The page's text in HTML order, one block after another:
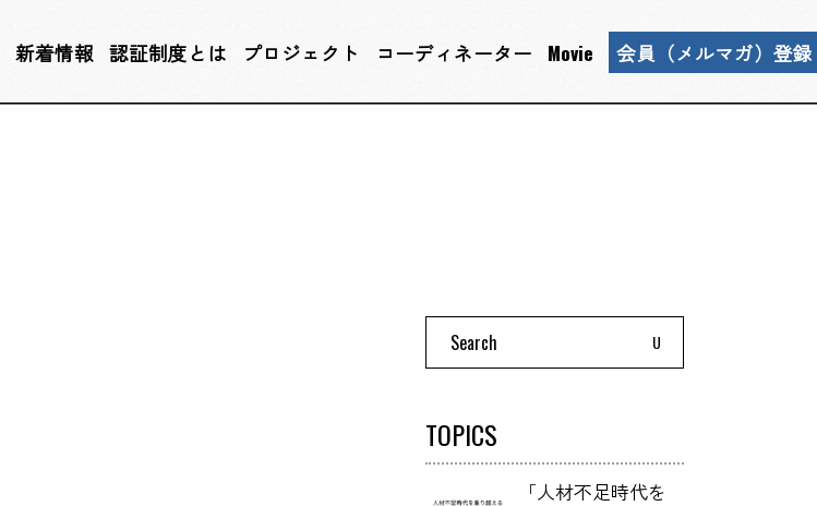
新着情報 認証制度とは プロジェクト コーディネーター Movie 会員（メルマガ）登録
Search
TOPICS
「人材不足時代を